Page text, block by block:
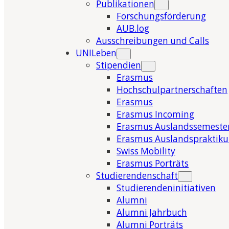
Publikationen
Forschungsförderung
AUB.log
Ausschreibungen und Calls
UNILeben
Stipendien
Erasmus
Hochschulpartnerschaften
Erasmus
Erasmus Incoming
Erasmus
Erasmus
Swiss Mobility
Erasmus Porträts
Studierendenschaft
Studierendeninitiativen
Alumni
Alumni Jahrbuch
Alumni Porträts